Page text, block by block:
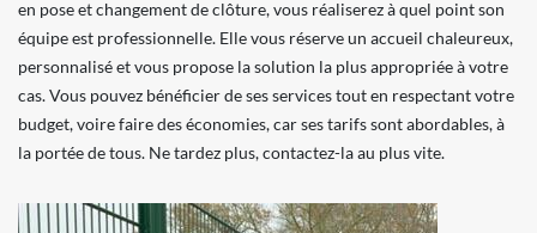
en pose et changement de clôture, vous réaliserez à quel point son
équipe est professionnelle. Elle vous réserve un accueil chaleureux,
personnalisé et vous propose la solution la plus appropriée à votre
cas. Vous pouvez bénéficier de ses services tout en respectant votre
budget, voire faire des économies, car ses tarifs sont abordables, à
la portée de tous. Ne tardez plus, contactez-la au plus vite.